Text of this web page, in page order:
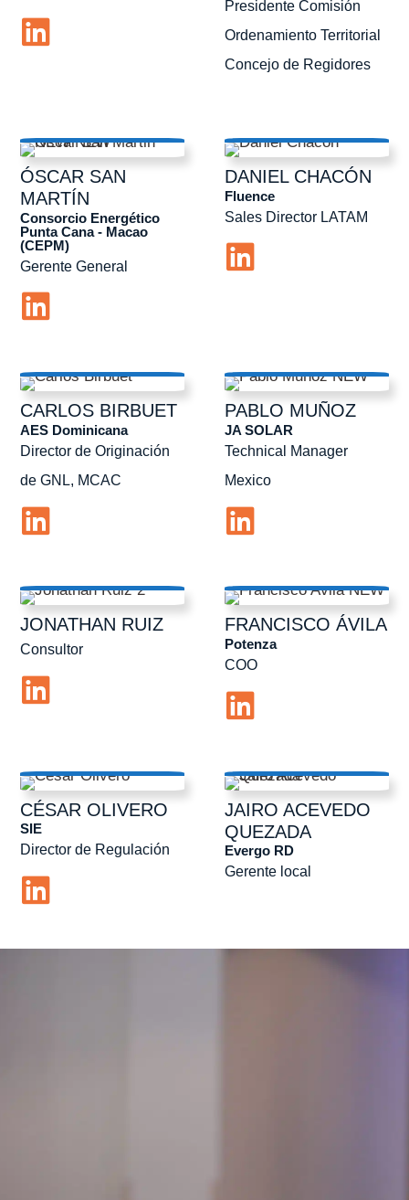
Presidente Comisión
Ordenamiento Territorial
Concejo de Regidores
ÓSCAR SAN
MARTÍN
Gerente General
Consorcio Energético
Punta Cana - Macao
(CEPM)
DANIELCHACÓN
Sales Director LATAM
Fluence
CARLOS BIRBUET
Director de Originación
de GNL, MCAC
AES Dominicana
PABLO MUÑOZ
Technical Manager
Mexico
JA SOLAR
JONATHAN RUIZ
Consultor
FRANCISCOÁVILA
COO
Potenza
CÉSAR OLIVERO
Director de Regulación
SIE
JAIRO ACEVEDO
QUEZADA
Gerente local
Evergo RD